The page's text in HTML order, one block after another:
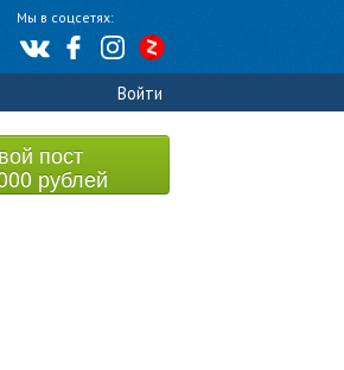
Мы в соцсетях:
Войти
пост
рублей